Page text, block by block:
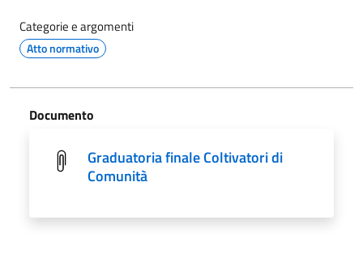
Categorie e argomenti
Atto normativo
Documento
Graduatoria finale Coltivatori di
Comunità